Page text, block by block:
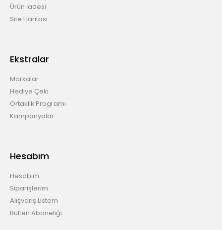
Ürün İadesi
Site Haritası
Ekstralar
Markalar
Hediye Çeki
Ortaklık Programı
Kampanyalar
Hesabım
Hesabım
Siparişlerim
Alışveriş Listem
Bülten Aboneliği